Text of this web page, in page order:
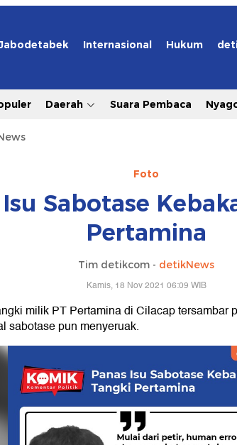
Internasional Hukum
Daerah Suara Pembaca
Foto
Isu Sabotase
Pertamina
Tim detikcom - detikNews
Kamis, 18 Nov 2021 06:09 WIB
milik PT Pertamina di Cilacap tersambar
sabotase pun menyeruak.